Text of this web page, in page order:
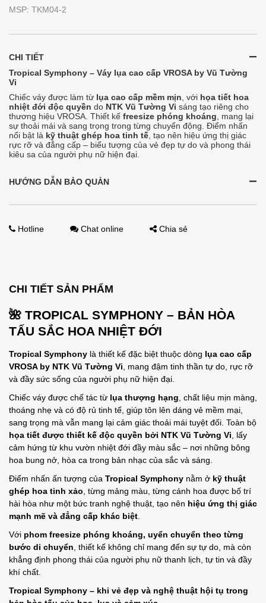
MSP: TKM04-2
CHI TIẾT
Tropical Symphony – Váy lụa cao cấp VROSA by Vũ Tường
Vi
Chiếc váy được làm từ lụa cao cấp mềm mịn , với họa tiết hoa
nhiệt đới độc quyền do NTK Vũ Tường Vi sáng tạo riêng cho
thương hiệu VROSA. Thiết kế freesize phóng khoáng , mang lại
sự thoải mái và sang trọng trong từng chuyển động. Điểm nhấn
nổi bật là kỹ thuật ghép hoa tinh tế , tạo nên hiệu ứng thị giác
rực rỡ và đẳng cấp – biểu tượng của vẻ đẹp tự do và phong thái
kiêu sa của người phụ nữ hiện đại.
HƯỚNG DẪN BẢO QUẢN
Hotline Chat online Chia sẻ
CHI TIẾT SẢN PHẨM
🌺 TROPICAL SYMPHONY – BẢN HÒA
TẤU SẮC HOA NHIỆT ĐỚI
Tropical Symphony là thiết kế đặc biệt thuộc dòng lụa cao cấp
VROSA by NTK Vũ Tường Vi , mang đậm tinh thần tự do, rực rỡ
và đầy sức sống của người phụ nữ hiện đại.
Chiếc váy được chế tác từ lụa thượng hạng , chất liệu mịn màng,
thoáng nhẹ và có độ rủ tinh tế, giúp tôn lên dáng vẻ mềm mại,
sang trọng mà vẫn mang lại cảm giác thoải mái tuyệt đối. Toàn bộ
họa tiết được thiết kế độc quyền bởi NTK Vũ Tường Vi , lấy
cảm hứng từ khu vườn nhiệt đới đầy màu sắc – nơi những bông
hoa bung nở, hòa ca trong bản nhạc của sắc và sáng.
Điểm nhấn ấn tượng của Tropical Symphony nằm ở kỹ thuật
ghép hoa tinh xảo , từng mảng màu, từng cánh hoa được bố trí
hài hòa như một bức tranh nghệ thuật, tạo nên hiệu ứng thị giác
mạnh mẽ và đẳng cấp khác biệt
Với phom freesize phóng khoáng, uyển chuyển theo từng
bước di chuyển , thiết kế không chỉ mang đến sự tự do, mà còn
khẳng định phong thái của người phụ nữ thanh lịch, tự tin và đầy
khí chất.
Tropical Symphony – khi vẻ đẹp và nghệ thuật hội tụ trong